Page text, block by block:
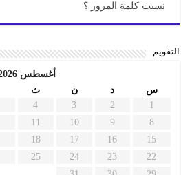
نسيت كلمة المرور ؟
التقويم
أغسطس 2026
س
د ن ث
1
2
3
4
8
9
10
11
15
16
17
18
22
23
24
25